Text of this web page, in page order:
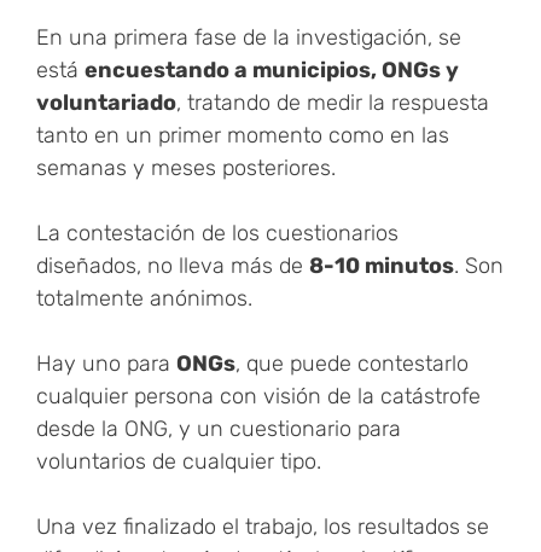
En una primera fase de la investigación, se
está encuestando a municipios, ONGs y
voluntariado, tratando de medir la respuesta
tanto en un primer momento como en las
semanas y meses posteriores.
La contestación de los cuestionarios
diseñados, no lleva más de 8-10 minutos. Son
totalmente anónimos.
Hay uno para ONGs, que puede contestarlo
cualquier persona con visión de la catástrofe
desde la ONG, y un cuestionario para
voluntarios de cualquier tipo.
Una vez finalizado el trabajo, los resultados se